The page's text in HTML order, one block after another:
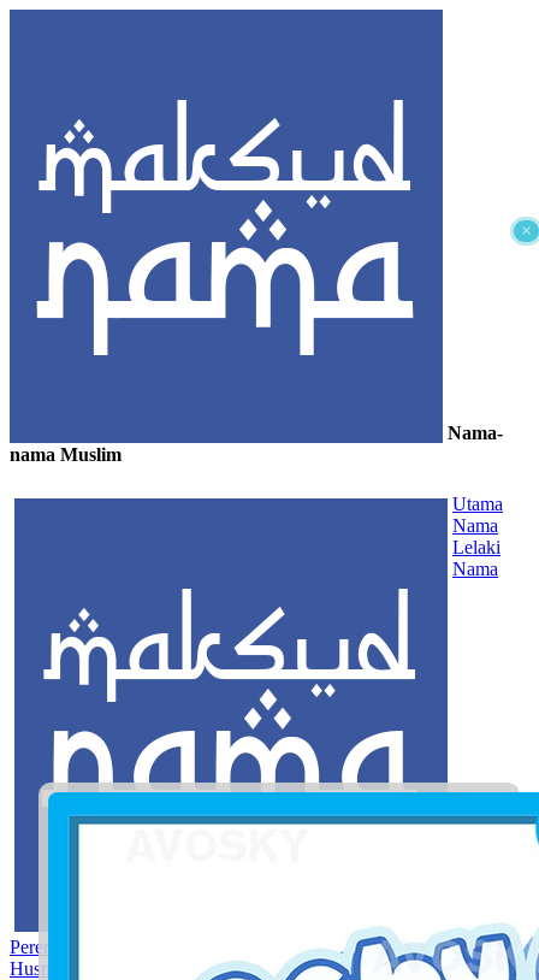
×
Nama-
nama Muslim
Utama
Nama
Lelaki
Nama
Perempuan Nama Gabungan Nama RasulAsma’ul
Husna